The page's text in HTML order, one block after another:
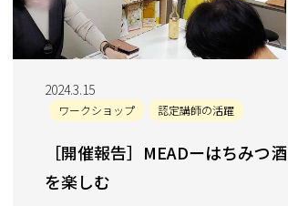
2024.3.15
ワークショップ 認定講師の活躍
［開催報告］MEADーはちみつ酒
を楽しむ